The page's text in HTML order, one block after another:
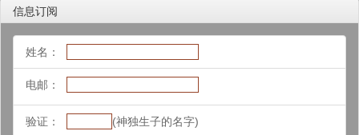
信息订阅
姓名：
电邮：
验证： (神独生子的名字)